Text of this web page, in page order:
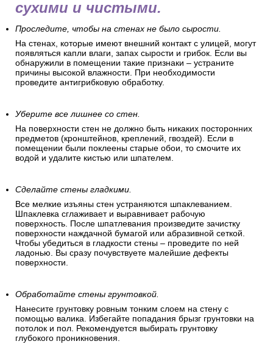
сухими и чистыми.
Проследите, чтобы на стенах не было сырости.
На стенах, которые имеют внешний контакт с улицей, могут
появляться капли влаги, запах сырости и грибок. Если вы
обнаружили в помещении такие признаки – устраните
причины высокой влажности. При необходимости
проведите антигрибковую обработку.
Уберите все лишнее со стен.
На поверхности стен не должно быть никаких посторонних
предметов (кронштейнов, креплений, гвоздей). Если в
помещении были поклеены старые обои, то смочите их
водой и удалите кистью или шпателем.
Сделайте стены гладкими.
Все мелкие изъяны стен устраняются шпаклеванием.
Шпаклевка сглаживает и выравнивает рабочую
поверхность. После шпатлевания произведите зачистку
поверхности наждачной бумагой или абразивной сеткой.
Чтобы убедиться в гладкости стены – проведите по ней
ладонью. Вы сразу почувствуете малейшие дефекты
поверхности.
Обработайте стены грунтовкой.
Нанесите грунтовку ровным тонким слоем на стену с
помощью валика. Избегайте попадания брызг грунтовки на
потолок и пол. Рекомендуется выбирать грунтовку
глубокого проникновения.